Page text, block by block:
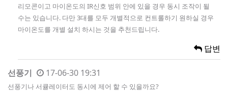
리모콘이고 마이온도의 IR신호 범위 안에 있을 경우 동시 조작이 될
수는 있습니다. 다만 3대를 모두 개별적으로 컨트롤하기 원하실 경우
마이온도를 개별 설치 하시는 것을 추천드립니다.
답변
선풍기 17-06-30 19:31
선풍기나 서큘레이터도 동시에 제어 할 수 있을까요?